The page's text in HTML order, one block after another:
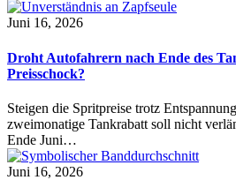
Juni 16, 2026
Droht Autofahrern nach Ende des
Preisschock?
Steigen die Spritpreise trotz
zweimonatige Tankrabatt soll nicht
Ende Juni…
Juni 16, 2026